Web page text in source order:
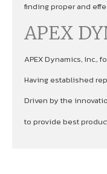
finding proper and
APEX
APEX Dynamics,
Having established
Driven by the
to provide best